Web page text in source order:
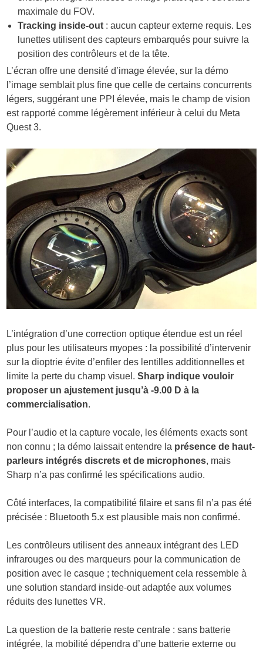
maximale du FOV.
Tracking inside-out : aucun capteur externe requis. Les
lunettes utilisent des capteurs embarqués pour suivre la
position des contrôleurs et de la tête.
L’écran offre une densité d’image élevée, sur la démo
l’image semblait plus fine que celle de certains concurrents
légers, suggérant une PPI élevée, mais le champ de vision
est rapporté comme légèrement inférieur à celui du Meta
Quest 3.
L’intégration d’une correction optique étendue est un réel
plus pour les utilisateurs myopes : la possibilité d’intervenir
sur la dioptrie évite d’enfiler des lentilles additionnelles et
limite la perte du champ visuel.Sharp indique vouloir
proposer un ajustement jusqu’à -9.00 D à la
commercialisation.
Pour l’audio et la capture vocale, les éléments exacts sont
non connu ; la démo laissait entendre la présence de haut-
parleurs intégrés discrets et de microphones, mais
Sharp n’a pas confirmé les spécifications audio.
Côté interfaces, la compatibilité filaire et sans fil n’a pas été
précisée : Bluetooth 5.x est plausible mais non confirmé.
Les contrôleurs utilisent des anneaux intégrant des LED
infrarouges ou des marqueurs pour la communication de
position avec le casque ; techniquement cela ressemble à
une solution standard inside-out adaptée aux volumes
réduits des lunettes VR.
La question de la batterie reste centrale : sans batterie
intégrée, la mobilité dépendra d’une batterie externe ou